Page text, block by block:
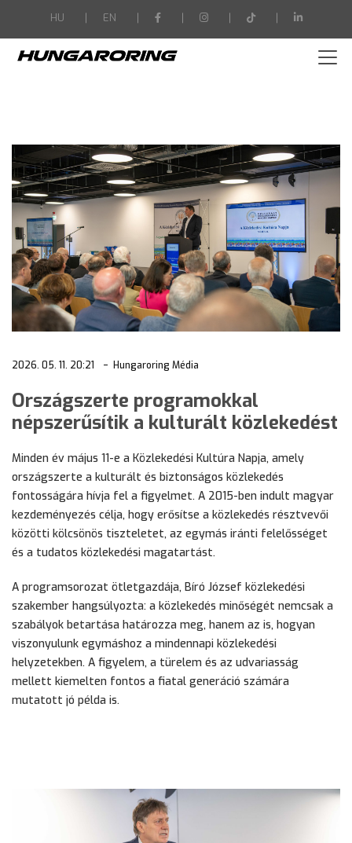
HU EN
2026. 05. 11. 20:21 Hungaroring Média
Országszerte programokkal
népszerűsítik a kulturált közlekedést
Minden év május 11-e a Közlekedési Kultúra Napja, amely
országszerte a kulturált és biztonságos közlekedés
fontosságára hívja fel a figyelmet. A 2015-ben indult magyar
kezdeményezés célja, hogy erősítse a közlekedés résztvevői
közötti kölcsönös tiszteletet, az egymás iránti felelősséget
és a tudatos közlekedési magatartást.
A programsorozat ötletgazdája, Bíró József közlekedési
szakember hangsúlyozta: a közlekedés minőségét nemcsak a
szabályok betartása határozza meg, hanem az is, hogyan
viszonyulunk egymáshoz a mindennapi közlekedési
helyzetekben. A figyelem, a türelem és az udvariasság
mellett kiemelten fontos a fiatal generáció számára
mutatott jó példa is.